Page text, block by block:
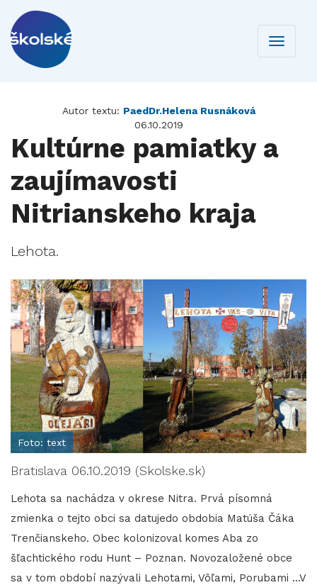
Toggle
Autor textu: PaedDr.Helena Rusnáková
06.10.2019
Kultúrne pamiatky a
zaujímavosti
Nitrianskeho kraja
Lehota.
Foto: text
Bratislava 06.10.2019 (Skolske.sk)
Lehota sa nachádza v okrese Nitra. Prvá písomná
zmienka o tejto obci sa datujedo obdobia Matúša Čáka
Trenčianskeho. Obec kolonizoval komes Aba zo
šľachtického rodu Hunt – Poznan. Novozaložené obce
sa v tom období nazývali Lehotami, Vôľami, Porubami ...V